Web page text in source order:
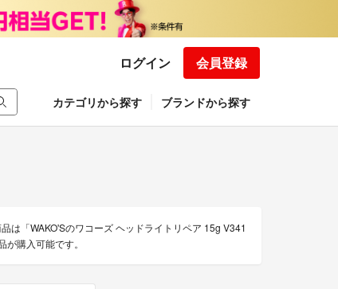
ログイン 会員登録
カテゴリから探す ブランドから探す
は「WAKO'Sのワコーズ ヘッドライトリペア 15g V341
購入可能です。